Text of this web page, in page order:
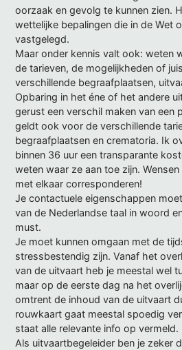
oorzaak en gevolg te kunnen zien.
wettelijke bepalingen die in de Wet
vastgelegd.
Maar onder kennis valt ook: weten
de tarieven, de mogelijkheden of
verschillende begraafplaatsen,
Opbaring in het éne of het andere
gerust een verschil maken van een
geldt ook voor de verschillende
begraafplaatsen en crematoria. Ik
binnen 36 uur een transparante
weten waar ze aan toe zijn.
met elkaar corresponderen!
Je contactuele eigenschappen
van de Nederlandse taal in woord
must.
Je moet kunnen omgaan met de
stressbestendig zijn. Vanaf het
van de uitvaart heb je meestal wel
maar op de eerste dag na het
omtrent de inhoud van de uitvaart
rouwkaart gaat meestal spoedig
staat alle relevante info op vermeld.
Als uitvaartbegeleider ben je zeker